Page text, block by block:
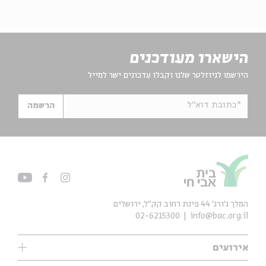
הישארו מעודכנים
הירשמו לניוזלטר שלנו וקבלו עדכונים ישר למייל
*כתובת דוא"ל הרשמה
אירועים
עיון
המלך ג'ורג' 44 פינת רחוב קק״ל, ירושלים
info@bac.org.il
02-6215300